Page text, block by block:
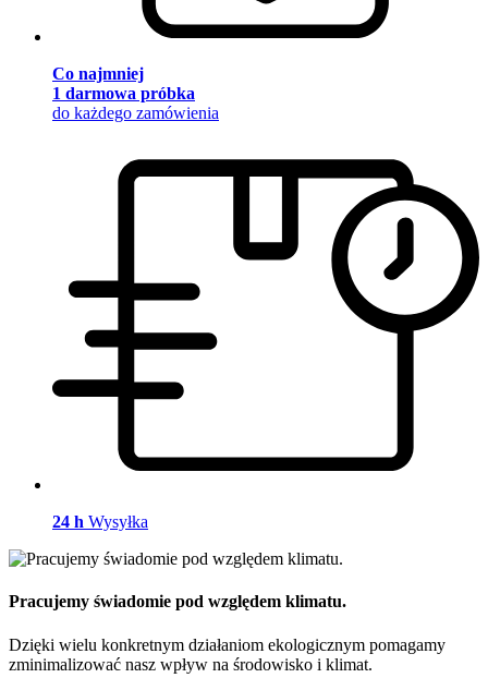
Co najmniej
1 darmowa próbka
do każdego zamówienia
24 h Wysyłka
Pracujemy świadomie pod względem klimatu.
Dzięki wielu konkretnym działaniom ekologicznym pomagamy
zminimalizować nasz wpływ na środowisko i klimat.